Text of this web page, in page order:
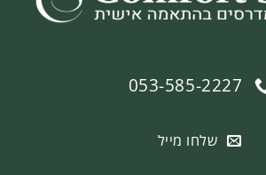
053-585-2227
שלחו מייל